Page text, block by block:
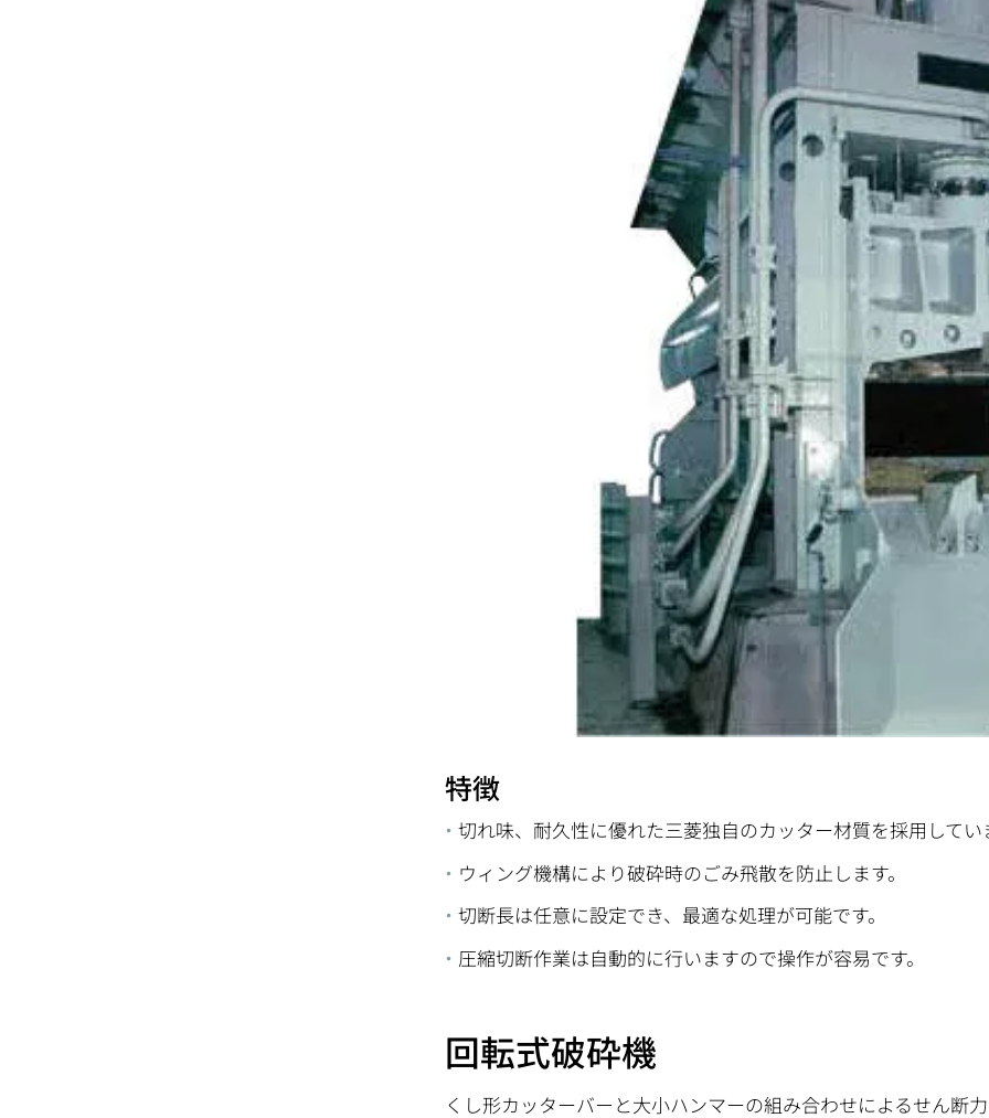
特徴
切れ味、耐久性に優れた三菱独自のカッター材質を採用してい
ウィング機構により破砕時のごみ飛散を防止します。
切断長は任意に設定でき、最適な処理が可能です。
圧縮切断作業は自動的に行いますので操作が容易です。
回転式破砕機
くし形カッターバーと大小ハンマーの組み合わせによるせん断